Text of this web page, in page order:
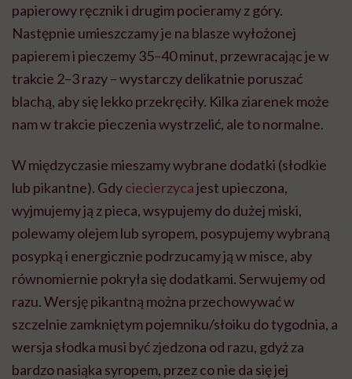
papierowy ręcznik i drugim pocieramy z góry.
Następnie umieszczamy je na blasze wyłożonej
papierem i pieczemy 35–40 minut, przewracając je w
trakcie 2–3 razy – wystarczy delikatnie poruszać
blachą, aby się lekko przekręciły. Kilka ziarenek może
nam w trakcie pieczenia wystrzelić, ale to normalne.
W międzyczasie mieszamy wybrane dodatki (słodkie
lub pikantne). Gdyciecierzycajest upieczona,
wyjmujemy ją z pieca, wsypujemy do dużej miski,
polewamy olejem lub syropem, posypujemy wybraną
posypką i energicznie podrzucamy ją w misce, aby
równomiernie pokryła się dodatkami. Serwujemy od
razu. Wersję pikantną można przechowywać w
szczelnie zamkniętym pojemniku/słoiku do tygodnia, a
wersja słodka musi być zjedzona od razu, gdyż za
bardzo nasiąka syropem, przez co nie da się jej